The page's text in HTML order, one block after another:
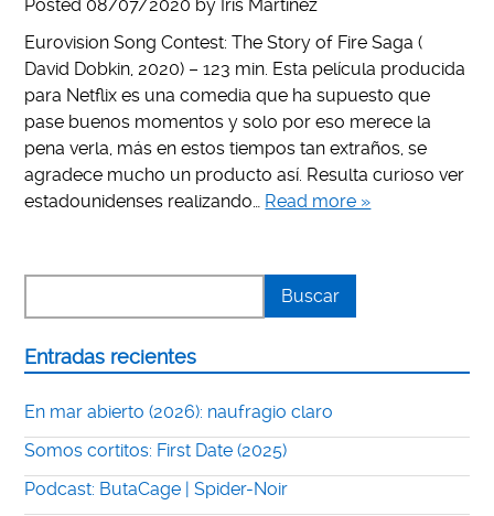
Posted 08/07/2020 by Iris Martínez
Eurovision Song Contest: The Story of Fire Saga (
David Dobkin, 2020) – 123 min. Esta película producida
para Netflix es una comedia que ha supuesto que
pase buenos momentos y solo por eso merece la
pena verla, más en estos tiempos tan extraños, se
agradece mucho un producto así. Resulta curioso ver
estadounidenses realizando… Read more »
Entradas recientes
En mar abierto (2026): naufragio claro
Somos cortitos: First Date (2025)
Podcast: ButaCage | Spider-Noir